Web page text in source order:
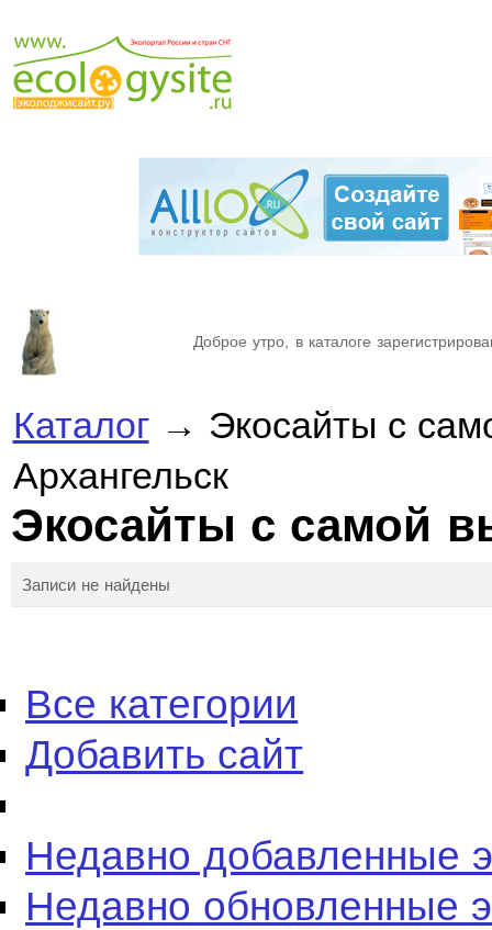
Доброе утро, в каталоге
Каталог→ Экосайты с
Архангельск
Экосайты с самой
Записи не найдены
Все категории
Добавить сайт
Недавно добавленные
Недавно обновленные